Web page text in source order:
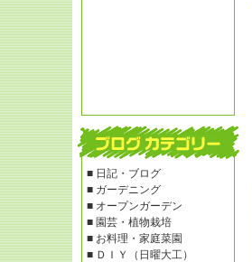
■ 日記・ブログ
■ ガーデニング
■ オープンガーデン
■ 園芸・植物栽培
■ お料理・家庭菜園
■ ＤＩＹ（日曜大工）